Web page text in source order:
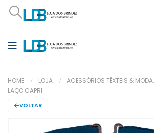
HOME LOJA ACESSÓRIOS TÊXTEIS & MODA,
LAÇO CAPRI
VOLTAR